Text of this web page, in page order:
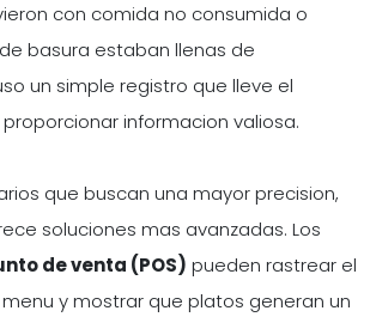
con comida no consumida o
basura estaban llenas de
un simple registro que lleve el
informacion valiosa.
que buscan una mayor precision,
soluciones mas avanzadas. Los
de venta (POS) pueden rastrear el
y mostrar que platos generan un